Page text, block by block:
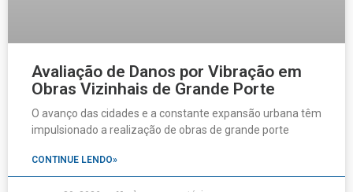
Avaliação de Danos por Vibração em
Obras Vizinhais de Grande Porte
O avanço das cidades e a constante expansão urbana têm
impulsionado a realização de obras de grande porte
CONTINUE LENDO»